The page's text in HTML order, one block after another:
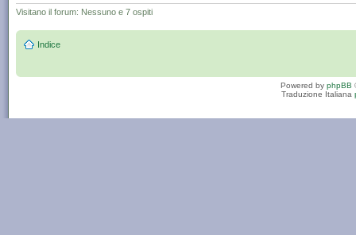
Visitano il forum: Nessuno e 7 ospiti
Indice
Powered by phpBB
Traduzione Italiana